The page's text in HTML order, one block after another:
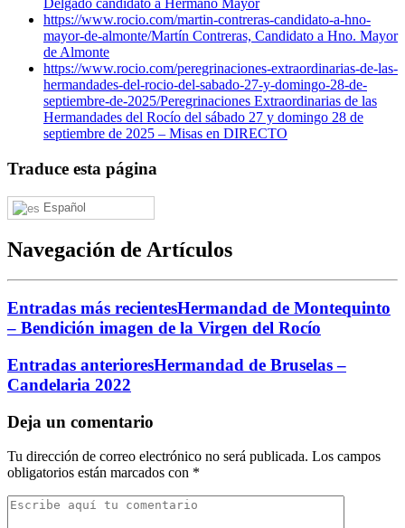
Delgado candidato a Hermano Mayor
https://www.rocio.com/martin-contreras-candidato-a-hno-
mayor-de-almonte/Martín Contreras, Candidato a Hno. Mayor
de Almonte
https://www.rocio.com/peregrinaciones-extraordinarias-de-las-
hermandades-del-rocio-del-sabado-27-y-domingo-28-de-
septiembre-de-2025/Peregrinaciones Extraordinarias de las
Hermandades del Rocío del sábado 27 y domingo 28 de
septiembre de 2025 – Misas en DIRECTO
Traduce esta página
Español
Navegación de Artículos
Entradas más recientesHermandad de Montequinto
– Bendición imagen de la Virgen del Rocío
Entradas anterioresHermandad de Bruselas –
Candelaria 2022
Deja un comentario
Tu dirección de correo electrónico no será publicada. Los campos
obligatorios están marcados con *